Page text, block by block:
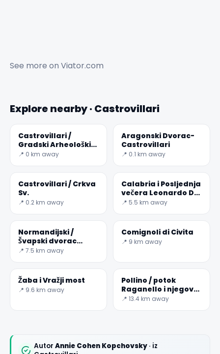
See more on Viator.com
Explore nearby · Castrovillari
Castrovillari /
Gradski Arheološki
Muzej
📍 0 km away
Aragonski Dvorac-
Castrovillari
📍 0.1 km away
Castrovillari / Crkva
Sv.
📍 0.2 km away
Calabria i Posljednja
večera Leonardo Da
Vinci
📍 5.5 km away
Normandijski /
Švapski dvorac
Morano Calabro
📍 7.5 km away
Comignoli di Civita
📍 9 km away
Žaba i Vražji most
📍 9.6 km away
Pollino / potok
Raganello i njegov
kanjon
📍 13.4 km away
Autor Annie Cohen Kopchovsky · iz